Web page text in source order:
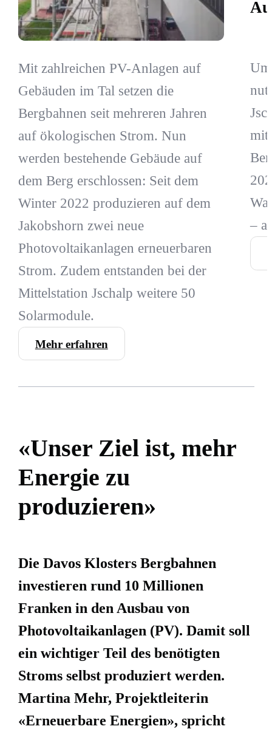
Mit zahlreichen PV-Anlagen auf
Gebäuden im Tal setzen die
Bergbahnen seit mehreren Jahren
auf ökologischen Strom. Nun
werden bestehende Gebäude auf
dem Berg erschlossen: Seit dem
Winter 2022 produzieren auf dem
Jakobshorn zwei neue
Photovoltaikanlagen erneuerbaren
Strom. Zudem entstanden bei der
Mittelstation Jschalp weitere 50
Solarmodule.
Mehr erfahren
–
«Unser Ziel ist, mehr
Energie zu
produzieren»
Die Davos Klosters Bergbahnen
investieren rund 10 Millionen
Franken in den Ausbau von
Photovoltaikanlagen (PV). Damit soll
ein wichtiger Teil des benötigten
Stroms selbst produziert werden.
Martina Mehr, Projektleiterin
«Erneuerbare Energien», spricht